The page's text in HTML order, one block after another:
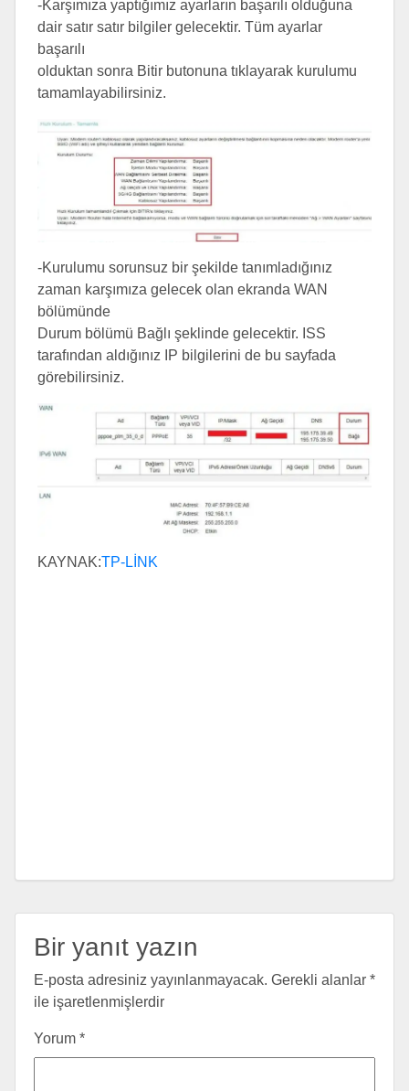
-Karşımıza yaptığımız ayarların başarılı olduğuna
dair satır satır bilgiler gelecektir. Tüm ayarlar
başarılı
olduktan sonra Bitir butonuna tıklayarak kurulumu
tamamlayabilirsiniz.
-Kurulumu sorunsuz bir şekilde tanımladığınız
zaman karşımıza gelecek olan ekranda WAN
bölümünde
Durum bölümü Bağlı şeklinde gelecektir. ISS
tarafından aldığınız IP bilgilerini de bu sayfada
görebilirsiniz.
KAYNAK:TP-LİNK
Bir yanıt yazın
E-posta adresiniz yayınlanmayacak. Gerekli alanlar *
ile işaretlenmişlerdir
Yorum *